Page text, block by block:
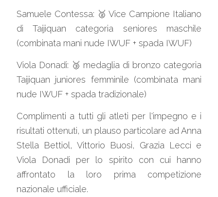
Samuele Contessa: 🥈 Vice Campione Italiano
di Taijiquan categoria seniores maschile
(combinata mani nude IWUF + spada IWUF)
Viola Donadi: 🥉 medaglia di bronzo categoria
Taijiquan juniores femminile (combinata mani
nude IWUF + spada tradizionale)
Complimenti a tutti gli atleti per l'impegno e i
risultati ottenuti, un plauso particolare ad Anna
Stella Bettiol, Vittorio Buosi, Grazia Lecci e
Viola Donadi per lo spirito con cui hanno
affrontato la loro prima competizione
nazionale ufficiale.